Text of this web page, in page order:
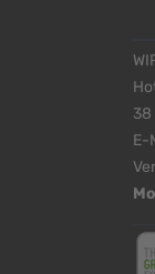
38
E-